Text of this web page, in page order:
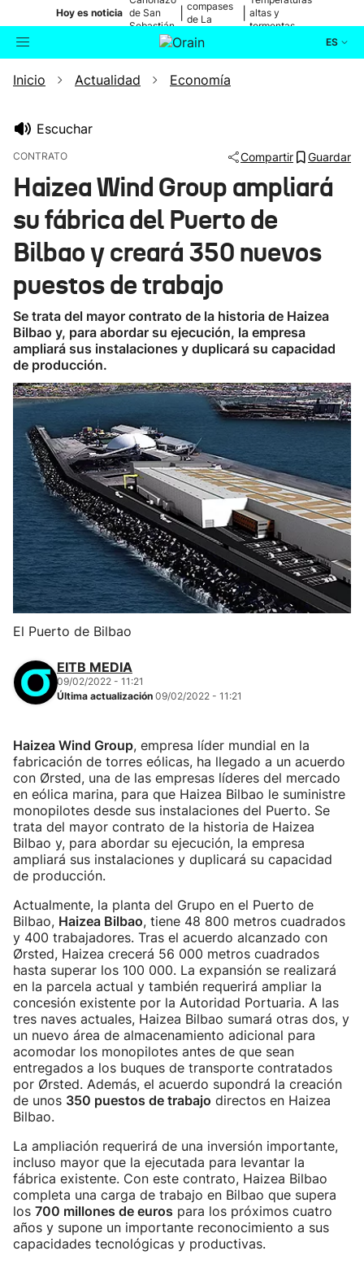
Hoy es noticia de San
Sebastián
compases
de La
altas y
tormentas
ES
Buscador Actualidad
Ikusmiran
Eguraldia
Inicio Actualidad Economía
Escuchar
CONTRATO Compartir Guardar
Haizea Wind Group ampliará
su fábrica del Puerto de
Bilbao y creará 350 nuevos
puestos de trabajo
Se trata del mayor contrato de la historia de Haizea
Bilbao y, para abordar su ejecución, la empresa
ampliará sus instalaciones y duplicará su capacidad
de producción.
El Puerto de Bilbao
EITB MEDIA
09/02/2022 - 11:21
Última actualización 09/02/2022 - 11:21
Haizea Wind Group, empresa líder mundial en la
fabricación de torres eólicas, ha llegado a un acuerdo
con Ørsted, una de las empresas líderes del mercado
en eólica marina, para que Haizea Bilbao le suministre
monopilotes desde sus instalaciones del Puerto. Se
trata del mayor contrato de la historia de Haizea
Bilbao y, para abordar su ejecución, la empresa
ampliará sus instalaciones y duplicará su capacidad
de producción.
Actualmente, la planta del Grupo en el Puerto de
Bilbao, Haizea Bilbao, tiene 48 800 metros cuadrados
y 400 trabajadores. Tras el acuerdo alcanzado con
Ørsted, Haizea crecerá 56 000 metros cuadrados
hasta superar los 100 000. La expansión se realizará
en la parcela actual y también requerirá ampliar la
concesión existente por la Autoridad Portuaria. A las
tres naves actuales, Haizea Bilbao sumará otras dos, y
un nuevo área de almacenamiento adicional para
acomodar los monopilotes antes de que sean
entregados a los buques de transporte contratados
por Ørsted. Además, el acuerdo supondrá la creación
de unos 350 puestos de trabajo directos en Haizea
Bilbao.
La ampliación requerirá de una inversión importante,
incluso mayor que la ejecutada para levantar la
fábrica existente. Con este contrato, Haizea Bilbao
completa una carga de trabajo en Bilbao que supera
los 700 millones de euros para los próximos cuatro
años y supone un importante reconocimiento a sus
capacidades tecnológicas y productivas.